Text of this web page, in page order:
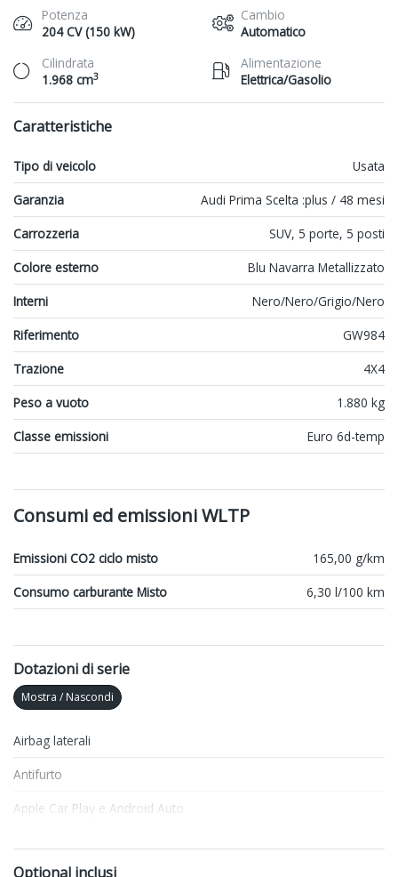
Potenza
204 CV (150 kW)
Cambio
Automatico
Cilindrata
1.968 cm3
Alimentazione
Elettrica/Gasolio
Caratteristiche
Tipo di veicolo
Usata
Garanzia
Audi Prima Scelta :plus / 48 mesi
Carrozzeria
SUV, 5 porte, 5 posti
Colore esterno
Blu Navarra Metallizzato
Interni
Nero/Nero/Grigio/Nero
Riferimento
GW984
Trazione
4X4
Peso a vuoto
1.880 kg
Classe emissioni
Euro 6d-temp
Consumi ed emissioni WLTP
Emissioni CO2 ciclo misto
165,00 g/km
Consumo carburante Misto
6,30 l/100 km
Dotazioni di serie
Mostra / Nascondi
Airbag laterali
Antifurto
Apple Car Play e Android Auto
Optional inclusi